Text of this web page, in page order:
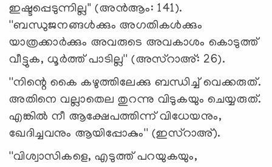
ഇഷ്ടപ്പെടുന്നില്ല'' (അന്‍ആം: 141).
''ബന്ധുജനങ്ങള്‍ക്കും അഗതികള്‍ക്കും
യാത്രക്കാര്‍ക്കും അവരുടെ അവകാശം കൊടുത്ത്
വീട്ടുക, ധൂര്‍ത്ത് പാടില്ല'' (അസ്‌റാഅ്: 26).
''നിന്റെ കൈ കഴുത്തിലേക്കു ബന്ധിച്ച് വെക്കരുത്.
അതിനെ വല്ലാതെല തുറന്നു വിടുകയും ചെയ്യരുത്.
എങ്കില്‍ നീ ആക്ഷേപത്തിന്ന് വിധേയനും,
ഖേദിച്ചവനും ആയിപ്പോകും'' (ഇസ്‌റാഅ്).
''വിശ്വാസികളെ, എടുത്ത് പറയുകയും,